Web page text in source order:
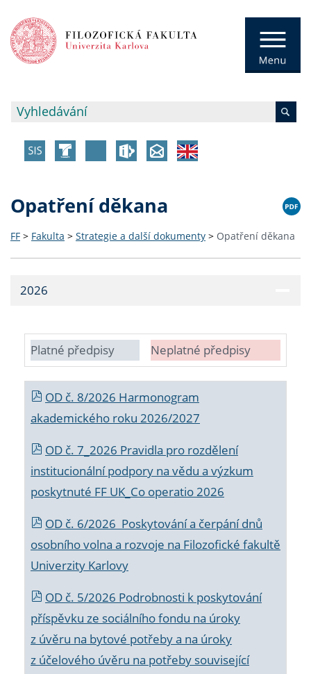
Opatření děkana
FF > Fakulta > Strategie a další dokumenty > Opatření děkana
2026
Platné předpisy Neplatné předpisy
OD č. 8/2026 Harmonogram
akademického roku 2026/2027
OD č. 7_2026 Pravidla pro rozdělení
institucionální podpory na vědu a výzkum
poskytnuté FF UK_Co operatio 2026
OD č. 6/2026 Poskytování a čerpání dnů
osobního volna a rozvoje na Filozofické fakultě
Univerzity Karlovy
OD č. 5/2026 Podrobnosti k poskytování
příspěvku ze sociálního fondu na úroky
z úvěru na bytové potřeby a na úroky
z účelového úvěru na potřeby související